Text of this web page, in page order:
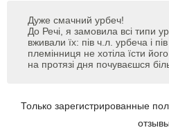
Дуже смачний урбеч!
До Речі, я замовила всі типи
вживали їх: пів ч.л. урбеча і
племінниця не хотіла їсти
на протязі дня почуваєшся
Только зарегистрированные
отзывы.